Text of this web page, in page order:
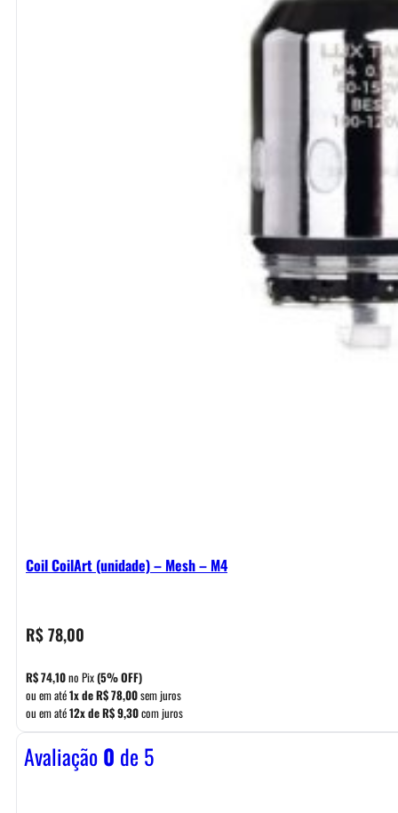
Coil CoilArt (unidade) – Mesh – M4
R$78,00
R$74,10no Pix(5% OFF)
ou em até1x deR$78,00sem juros
ou em até12x deR$9,30com juros
Avaliação0 de 5